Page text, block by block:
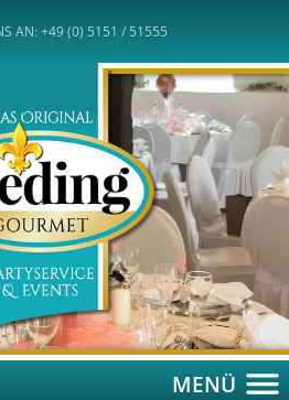
AN: +49 (0) 5151 / 51555
MENÜ